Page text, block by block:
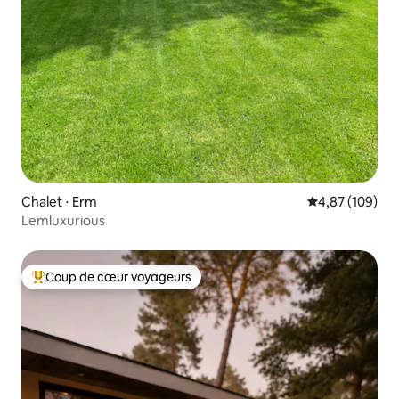
Chalet ⋅ Erm Évaluation
4,87 (109)
Lemluxurious
Coups de cœur voyageurs les plus appréciés
Coup de cœur voyageurs